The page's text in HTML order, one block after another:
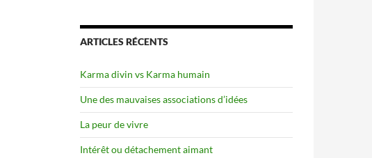
ARTICLES RÉCENTS
Karma divin vs Karma humain
Une des mauvaises associations d’idées
La peur de vivre
Intérêt ou détachement aimant